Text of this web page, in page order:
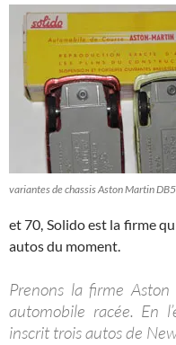
variantes de chassis Aston Martin DB5
et 70, Solido est la firme
autos du moment.
Prenons la firme
automobile racée. En
inscrit trois autos de